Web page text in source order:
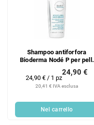
Shampoo antiforfora
Bioderma Nodé P per pelli
sensibili e irritate (Shampoo
lenitivo antiforfora) 400 ml
20,41 € IVA esclusa
24,90 €
Prezzo
della
24,90 € / 1 pz
Nel carrello